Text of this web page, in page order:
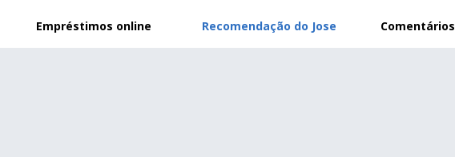
Empréstimos online Recomendação do Jose Comentários